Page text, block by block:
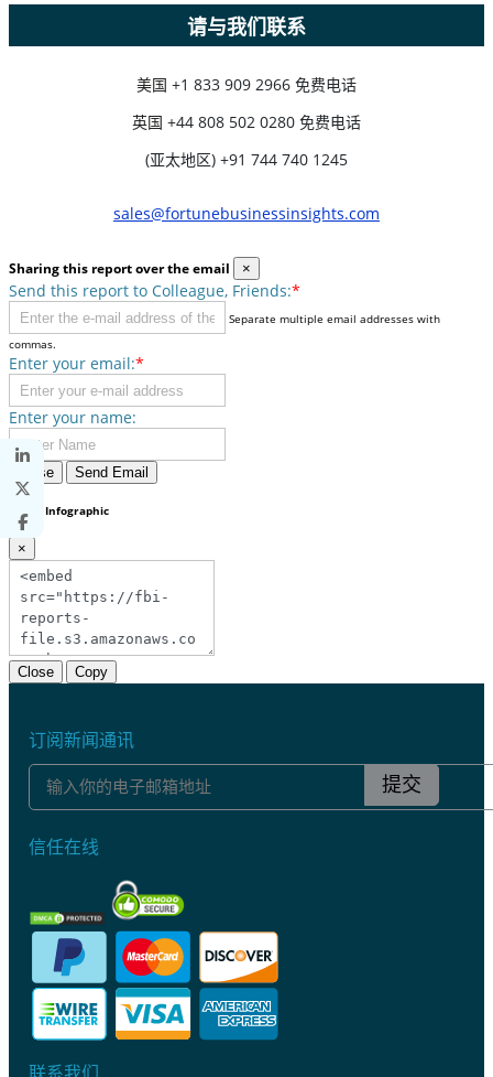
请与我们联系
美国 +1 833 909 2966 免费电话
英国 +44 808 502 0280 免费电话
(亚太地区) +91 744 740 1245
sales@fortunebusinessinsights.com
Sharing this report over the email ×
Send this report to Colleague, Friends:*
Separate multiple email addresses with
commas.
Enter your email:*
Enter your name:
Close Send Email
Share Infographic
×
Close Copy
订阅新闻通讯
提交
信任在线